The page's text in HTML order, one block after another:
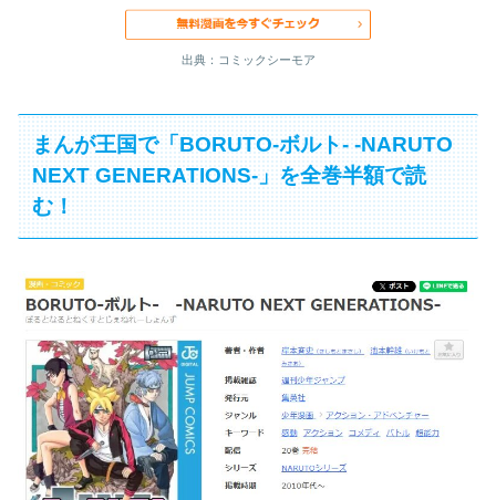
出典：コミックシーモア
まんが王国で「BORUTO-ボルト- -NARUTO
NEXT GENERATIONS-」を全巻半額で読
む！